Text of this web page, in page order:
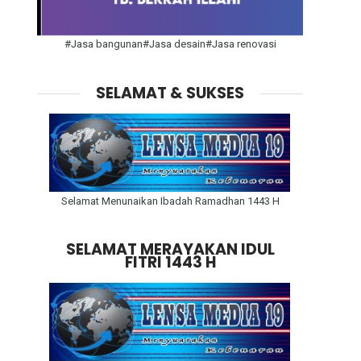
#Jasa bangunan#Jasa desain#Jasa renovasi
SELAMAT & SUKSES
Selamat Menunaikan Ibadah Ramadhan 1443 H
SELAMAT MERAYAKAN IDUL
FITRI 1443 H